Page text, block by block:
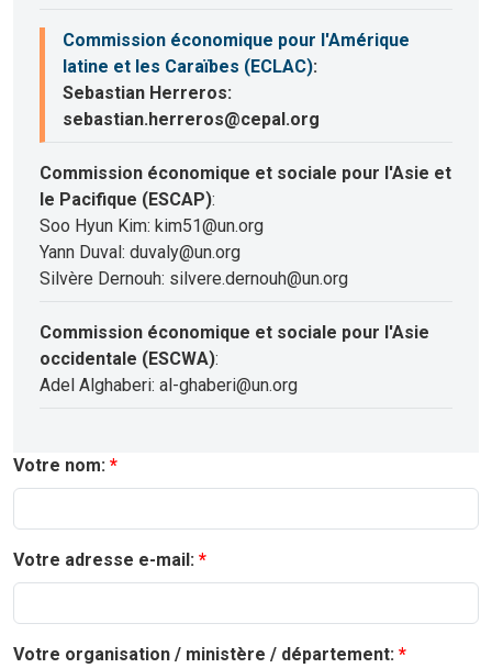
Commission économique pour l'Amérique
latine et les Caraïbes (ECLAC):
Sebastian Herreros:
sebastian.herreros@cepal.org
Commission économique et sociale pour l'Asie et
le Pacifique (ESCAP):
Soo Hyun Kim: kim51@un.org
Yann Duval: duvaly@un.org
Silvère Dernouh: silvere.dernouh@un.org
Commission économique et sociale pour l'Asie
occidentale (ESCWA):
Adel Alghaberi: al-ghaberi@un.org
Votre nom:
Votre adresse e-mail:
Votre organisation / ministère / département: